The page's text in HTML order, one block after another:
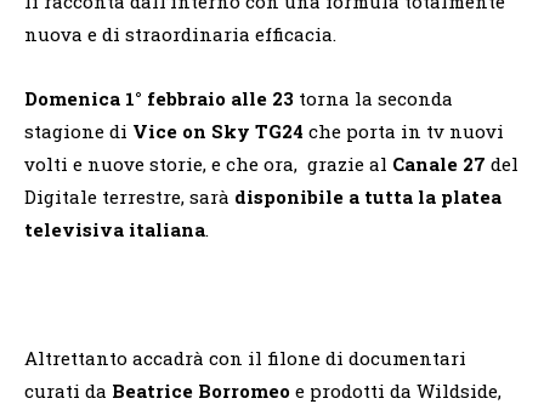
nuova e di straordinaria efficacia.
Domenica 1° febbraio alle 23 torna la seconda
stagione di Vice on Sky TG24 che porta in tv nuovi
volti e nuove storie, e che ora, grazie al Canale 27 del
Digitale terrestre, sarà disponibile a tutta la platea
televisiva italiana.
Altrettanto accadrà con il filone di documentari
curati da Beatrice Borromeo e prodotti da Wildside,